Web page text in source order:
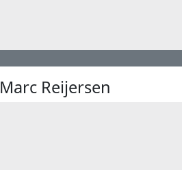
Marc Reijersen